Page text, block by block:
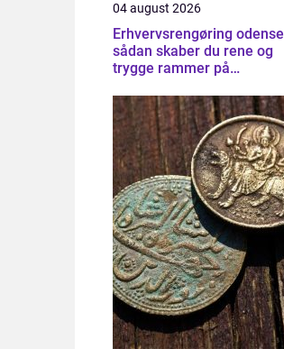
04 august 2026
Erhvervsrengøring odense
sådan skaber du rene og
trygge rammer på